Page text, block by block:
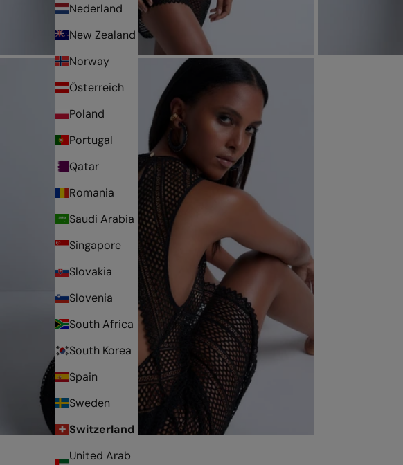
Nederland
New Zealand
Norway
Österreich
Poland
Portugal
Qatar
Romania
Saudi Arabia
Singapore
Slovakia
Slovenia
South Africa
South Korea
Spain
Sweden
Switzerland
United Arab